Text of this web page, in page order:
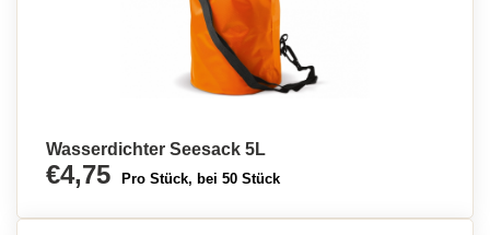
Wasserdichter Seesack 5L
€4,75 Pro Stück, bei 50 Stück